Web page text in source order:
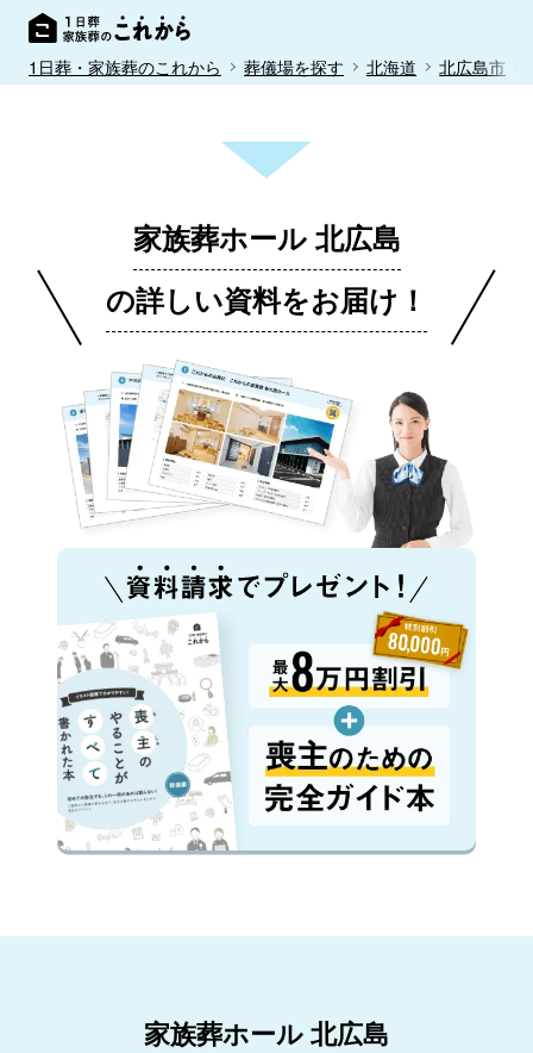
1日葬・家族葬のこれから 葬儀場を探す 北海道 北広島市
家族葬ホール 北広島
の詳しい資料をお届け！
家族葬ホール 北広島